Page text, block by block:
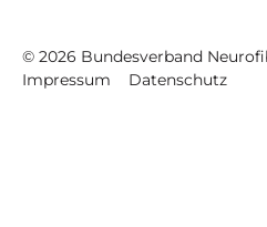
© 2026 Bundesverband
Impressum
Datenschutz